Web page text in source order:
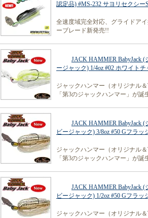
認定品) #MS-232 サヨリセクシーS
全速度域完全対応、グライドア
ーブレード新発売!!
JACK HAMMER BabyJack
ージャック) 1/4oz #02 ホワイトチ
ジャックハンマー（オリジナル
「第3のジャックハンマー」が誕
JACK HAMMER BabyJack
ビージャック) 3/8oz #50 Gフラッ
ジャックハンマー（オリジナル
「第3のジャックハンマー」が誕
JACK HAMMER BabyJack
ビージャック) 1/2oz #50 Gフラッ
ジャックハンマー（オリジナル